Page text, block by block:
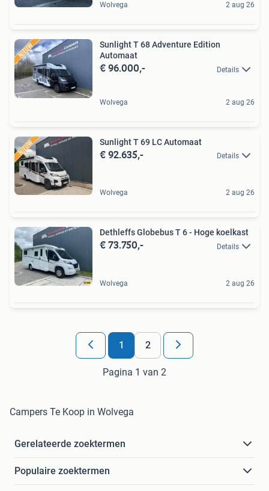
Wolvega 2 aug 26
Sunlight T 68 Adventure Edition
Automaat
€ 96.000,- Details
Wolvega 2 aug 26
Sunlight T 69 LC Automaat
€ 92.635,- Details
Wolvega 2 aug 26
Dethleffs Globebus T 6 - Hoge koelkast
€ 73.750,- Details
Wolvega 2 aug 26
1 2
Pagina 1 van 2
Campers Te Koop in Wolvega
Gerelateerde zoektermen
Populaire zoektermen